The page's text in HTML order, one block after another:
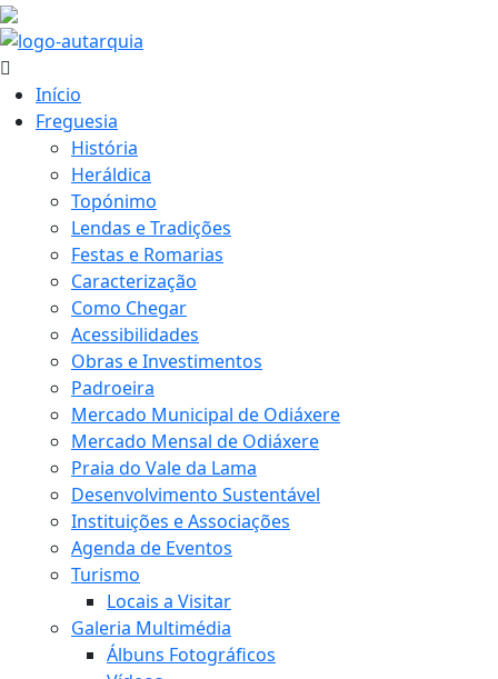
Início
Freguesia
História
Heráldica
Topónimo
Lendas e Tradições
Festas e Romarias
Caracterização
Como Chegar
Acessibilidades
Obras e Investimentos
Padroeira
Mercado Municipal de Odiáxere
Mercado Mensal de Odiáxere
Praia do Vale da Lama
Desenvolvimento Sustentável
Instituições e Associações
Agenda de Eventos
Turismo
Locais a Visitar
Galeria Multimédia
Álbuns Fotográficos